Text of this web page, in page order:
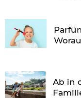
Ab in